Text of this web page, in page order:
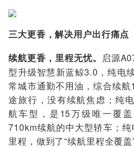
三大更香，解决用户出行痛点
续航更香，里程无忧。 启源
型升级智慧新蓝鲸3.0，纯电
常城市通勤不用油，综合续
途旅行，没有续航焦虑；纯
航车型，是15万级唯一覆盖
710km续航的中大型轿车；
里程，做到了“续航里程全覆盖”